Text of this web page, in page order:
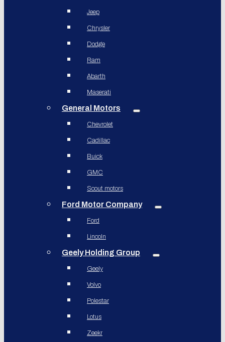
Jeep
Chrysler
Dodge
Ram
Abarth
Maserati
General Motors
Chevrolet
Cadillac
Buick
GMC
Scout motors
Ford Motor Company
Ford
Lincoln
Geely Holding Group
Geely
Volvo
Polestar
Lotus
Zeekr